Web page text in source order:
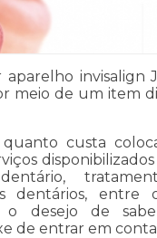
invisalign
meio de um item
custa
dentários,
o desejo de
de entrar em